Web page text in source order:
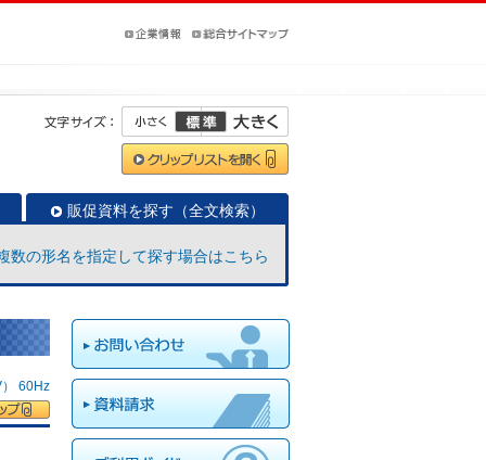
販促資料を探す（全文検索）
数の形名を指定して探す場合はこちら
60Hz